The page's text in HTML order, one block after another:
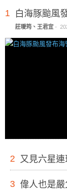
1 白海豚颱風
莊璦筠、王君宜 -
2 又見六星
3 偉人也是